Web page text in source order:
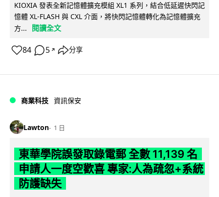
KIOXIA 發表全新記憶體擴充模組 XL1 系列，結合低延遲快閃記
憶體 XL-FLASH 與 CXL 介面，將快閃記憶體轉化為記憶體擴充
方...
閱讀全文
84 5 ↗ 分享
商業科技 資訊保安
Lawton 1 日
東華學院誤發取錄電郵 全數 11,139 名
申請人一度空歡喜 專家:人為疏忽+系統
防護缺失